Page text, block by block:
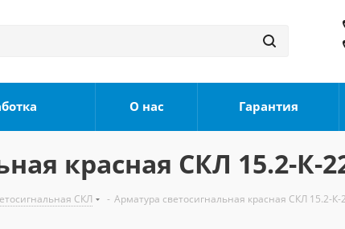
О нас Гарантия
красная СКЛ 15.2-К-
СКЛ - Арматура светосигнальная красная СКЛ 15.2-К-